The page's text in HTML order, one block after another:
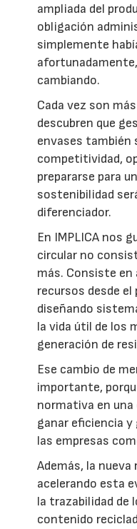
ampliada del
obligación
simplemente
cambiando.
Cada vez son
descubren que
envases también
competitividad,
prepararse para
sostenibilidad
diferenciador.
En IMPLICA nos
circular no
más. Consiste en
recursos desde
diseñando
la vida útil de los
generación de
Ese cambio de
importante,
normativa en una
ganar eficiencia
las empresas
Además, la
acelerando esta
la trazabilidad de
contenido